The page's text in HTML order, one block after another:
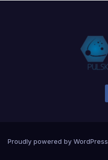
Proudly powered by WordPress